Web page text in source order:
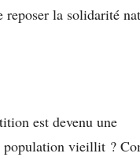
reposer la solidarité
est devenu une
population vieillit ?